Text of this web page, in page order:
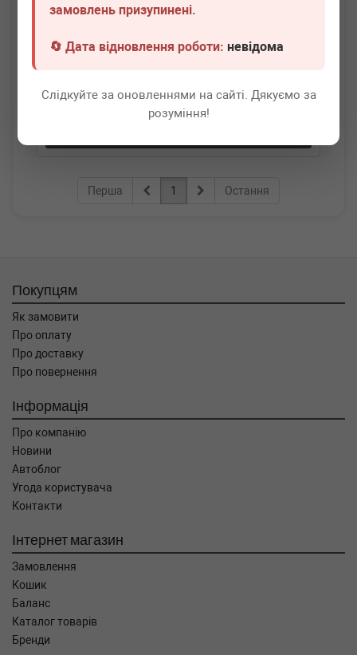
замовлень призупинені.
🔄 Дата відновлення роботи:невідома
Слідкуйте за оновленнями на сайті. Дякуємо за
розуміння!
ATE 03.0137-0507.2
Всі ціни
Перша 1 Остання
Покупцям
Як замовити
Про оплату
Про доставку
Про повернення
Інформація
Про компанію
Новини
Автоблог
Угода користувача
Контакти
Інтернет магазин
Замовлення
Кошик
Баланс
Каталог товарів
Бренди